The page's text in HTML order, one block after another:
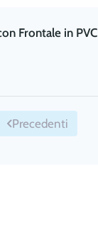
Frontale in PVC
Precedenti